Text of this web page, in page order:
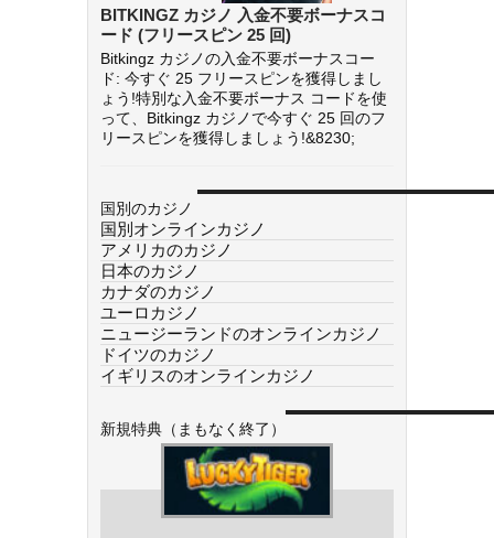
BITKINGZ カジノ 入金不要ボーナスコ
ード (フリースピン 25 回)
Bitkingz カジノの入金不要ボーナスコー
ド: 今すぐ 25 フリースピンを獲得しまし
ょう!特別な入金不要ボーナス コードを使
って、Bitkingz カジノで今すぐ 25 回のフ
リースピンを獲得しましょう!&8230;
国別のカジノ
国別オンラインカジノ
アメリカのカジノ
日本のカジノ
カナダのカジノ
ユーロカジノ
ニュージーランドのオンラインカジノ
ドイツのカジノ
イギリスのオンラインカジノ
新規特典（まもなく終了）